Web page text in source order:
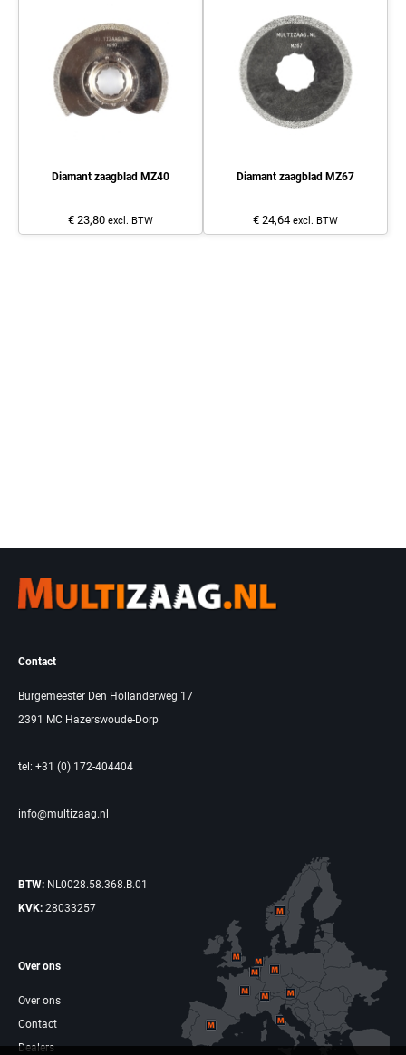
Diamant zaagblad MZ40
€ 23,80 excl. BTW
Diamant zaagblad MZ67
€ 24,64 excl. BTW
Contact
Burgemeester Den Hollanderweg 17
2391 MC Hazerswoude-Dorp
tel: +31 (0) 172-404404
info@multizaag.nl
BTW: NL0028.58.368.B.01
KVK: 28033257
Over ons
Over ons
Contact
Dealers